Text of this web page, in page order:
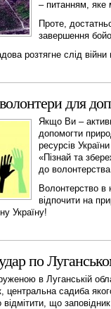
– питанням, яке
Проте,
завершення
розтягне слід війни
для
Якщо Ви –
допомогти
ресурсів
«Пізнай та
до
Волонтерство в
відпочити на
Україну!
по
в Луганській
центральна садиба
що